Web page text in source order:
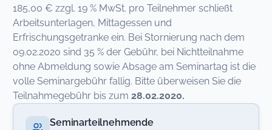
185,00 € zzgl. 19 % MwSt. pro Teilnehmer schließt
Arbeitsunterlagen, Mittagessen und
Erfrischungsgetranke ein. Bei Stornierung nach dem
09.02.2020 sind 35 % der Gebühr, bei Nichtteilnahme
ohne Abmeldung sowie Absage am Seminartag ist die
volle Seminargebühr fallig. Bitte überweisen Sie die
Teilnahmegebühr bis zum 28.02.2020.
Seminarteilnehmende